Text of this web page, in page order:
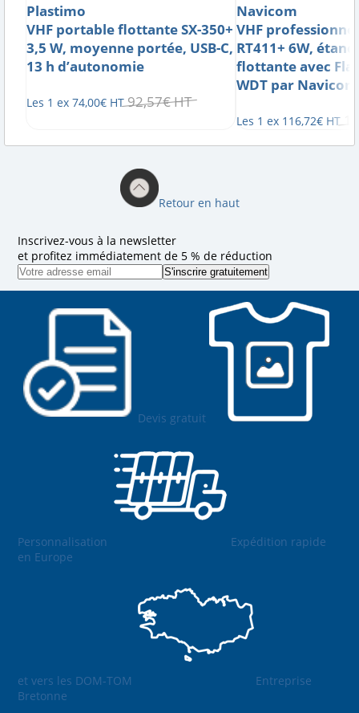
Plastimo
VHF portable flottante SX-350+
3,5 W, moyenne portée, USB-C,
13 h d’autonomie
Les 1 ex 74,00€ HT 92,57€HT
Navicom
VHF
RT411+ 6W,
flottante avec
WDT par Navicom
Les 1 ex 116,72€ HT
Retour en haut
Inscrivez-vous à la newsletter
et profitez immédiatement de 5 % de réduction
Devis gratuit
Personnalisation
Expédition rapide
en Europe
et vers les DOM-TOM
Entreprise
Bretonne